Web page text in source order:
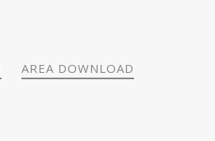
AREA DOWNLOAD